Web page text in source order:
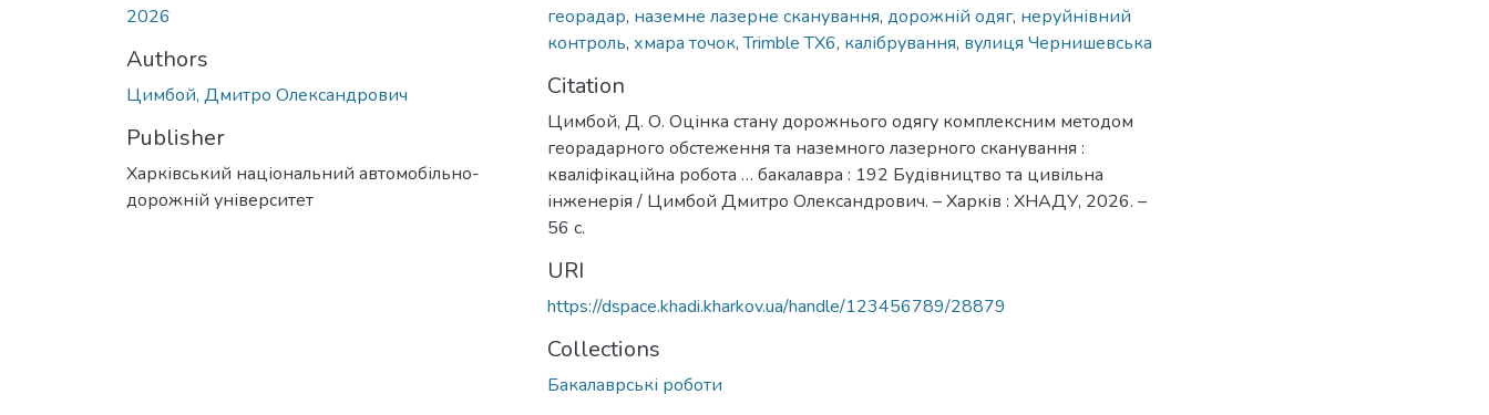
2026
Authors
Цимбой, Дмитро Олександрович
Publisher
Харківський національний автомобільно-
дорожній університет
георадар, наземне лазерне сканування, дорожній одяг, неруйнівний
контроль, хмара точок,Trimble TX6, калібрування, вулиця Чернишевська
Citation
Цимбой, Д. О. Оцінка стану дорожнього одягу комплексним методом
георадарного обстеження та наземного лазерного сканування :
кваліфікаційна робота … бакалавра : 192 Будівництво та цивільна
інженерія / Цимбой Дмитро Олександрович. – Харків : ХНАДУ, 2026. –
56 с.
URI
https://dspace.khadi.kharkov.ua/handle/123456789/28879
Collections
Бакалаврські роботи